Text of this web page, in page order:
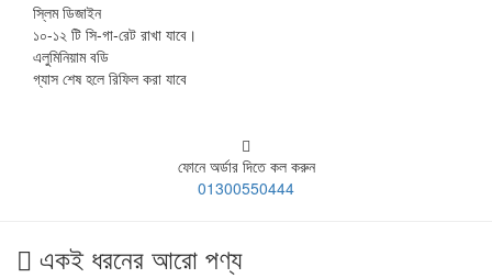
স্লিম ডিজাইন
১০-১২ টি সি-গা-রেট রাখা যাবে।
এলুমিনিয়াম বডি
গ্যাস শেষ হলে রিফিল করা যাবে
ফোনে অর্ডার দিতে কল করুন
01300550444
একই ধরনের আরো পণ্য